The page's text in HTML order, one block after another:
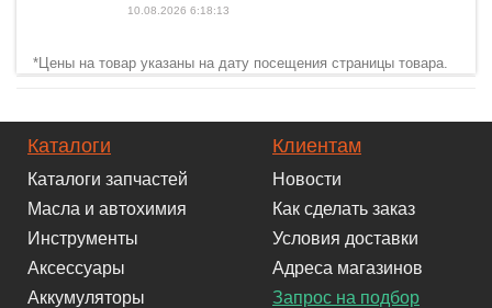
10.08.2026 6:18:13
*Цены на товар указаны на дату посещения страницы товара.
Каталоги
Каталоги запчастей
Масла и автохимия
Инструменты
Аксессуары
Аккумуляторы
Клиентам
Новости
Как сделать заказ
Условия доставки
Адреса магазинов
Запрос на подбор